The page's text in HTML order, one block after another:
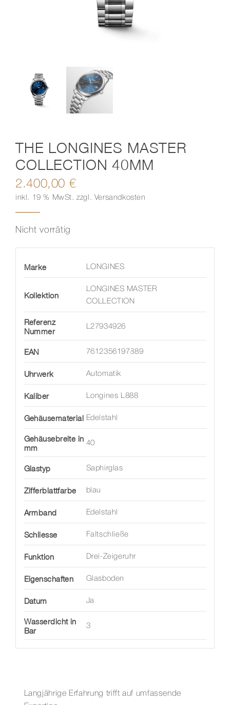
THE LONGINES MASTER
COLLECTION 40MM
2.400,00 €
inkl. 19 % MwSt. zzgl. Versandkosten
Nicht vorrätig
Marke LONGINES
Kollektion
LONGINES MASTER
COLLECTION
Referenz
Nummer
L27934926
EAN 7612356197889
Uhrwerk Automatik
Kaliber Longines L888
Gehäusematerial Edelstahl
Gehäusebreite in
mm
40
Glastyp Saphirglas
Zifferblattfarbe blau
Armband Edelstahl
Schliesse Faltschließe
Funktion Drei-Zeigeruhr
Eigenschaften Glasboden
Datum Ja
Wasserdicht in
Bar
3
Langjährige Erfahrung trifft auf umfassende